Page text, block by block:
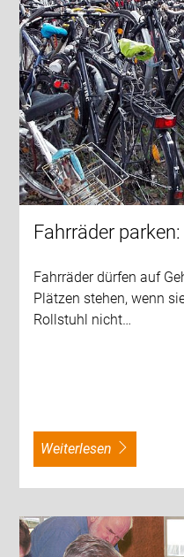
Fahrräder
Fahrräder dürfen auf
Plätzen stehen, wenn
Rollstuhl nicht…
weiterlesen